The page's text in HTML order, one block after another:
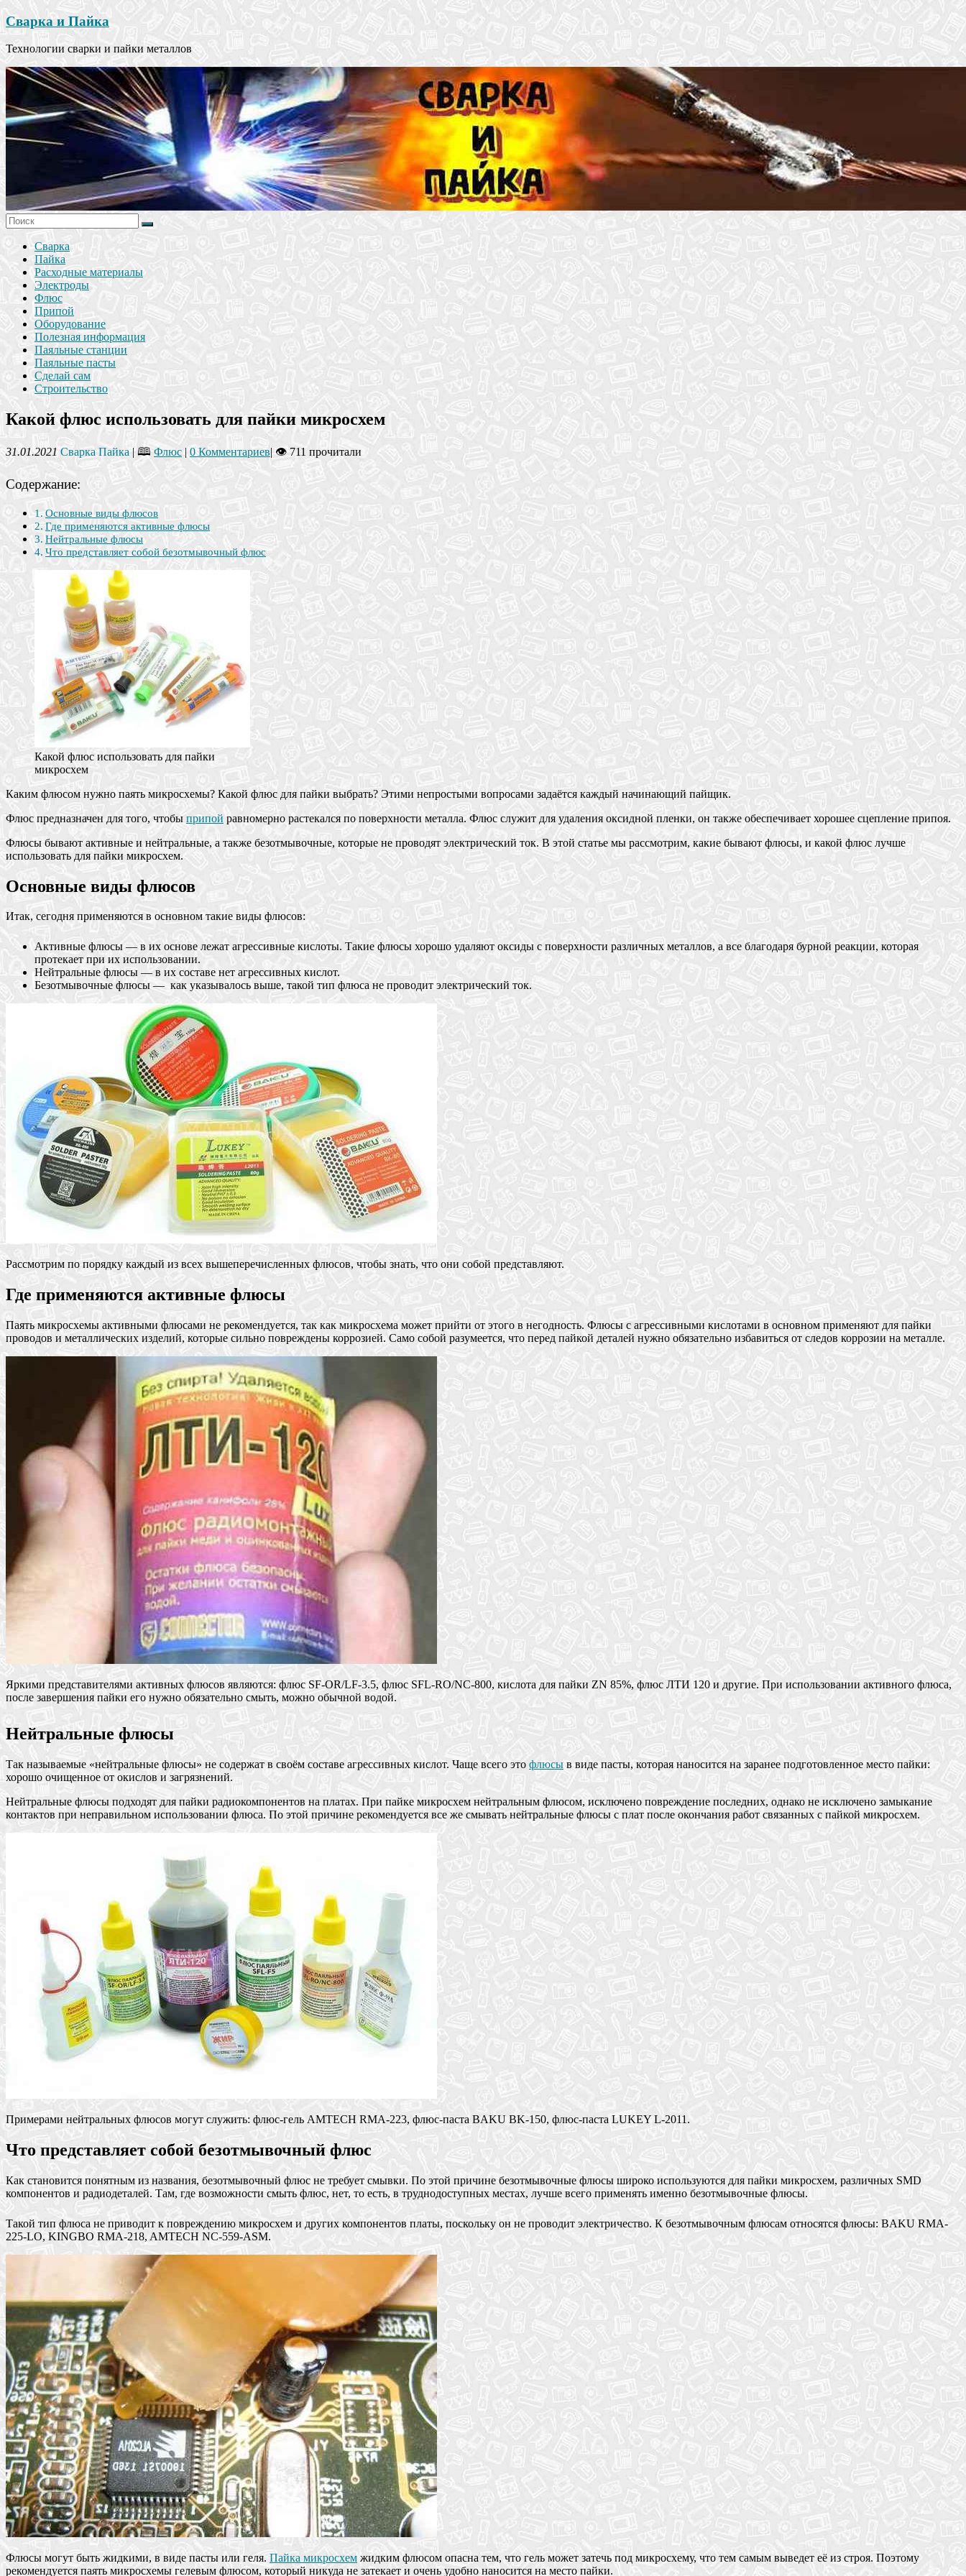
Сварка и Пайка
Технологии сварки и пайки металлов
Сварка
Пайка
Расходные материалы
Электроды
Флюс
Припой
Оборудование
Полезная информация
Паяльные станции
Паяльные пасты
Сделай сам
Строительство
Какой флюс использовать для пайки микросхем
31.01.2021 Сварка Пайка | 🕮Флюс | 0 Комментариев| 👁 711 прочитали
Содержание:
Основные виды флюсов
Где применяются активные флюсы
Нейтральные флюсы
Что представляет собой безотмывочный флюс
Какой флюс использовать для пайки
микросхем
Каким флюсом нужно паять микросхемы? Какой флюс для пайки выбрать? Этими непростыми вопросами задаётся каждый начинающий пайщик.
Флюс предназначен для того, чтобыприпой равномерно растекался по поверхности металла. Флюс служит для удаления оксидной пленки, он также обеспечивает хорошее сцепление припоя.
Флюсы бывают активные и нейтральные, а также безотмывочные, которые не проводят электрический ток. В этой статье мы рассмотрим, какие бывают флюсы, и какой флюс лучше
использовать для пайки микросхем.
Основные виды флюсов
Итак, сегодня применяются в основном такие виды флюсов:
Активные флюсы — в их основе лежат агрессивные кислоты. Такие флюсы хорошо удаляют оксиды с поверхности различных металлов, а все благодаря бурной реакции, которая
протекает при их использовании.
Нейтральные флюсы — в их составе нет агрессивных кислот.
Безотмывочные флюсы — как указывалось выше, такой тип флюса не проводит электрический ток.
Рассмотрим по порядку каждый из всех вышеперечисленных флюсов, чтобы знать, что они собой представляют.
Где применяются активные флюсы
Паять микросхемы активными флюсами не рекомендуется, так как микросхема может прийти от этого в негодность. Флюсы с агрессивными кислотами в основном применяют для пайки
проводов и металлических изделий, которые сильно повреждены коррозией. Само собой разумеется, что перед пайкой деталей нужно обязательно избавиться от следов коррозии на металле.
Яркими представителями активных флюсов являются: флюс SF-OR/LF-3.5, флюс SFL-RO/NC-800, кислота для пайки ZN 85%, флюс ЛТИ 120 и другие. При использовании активного флюса,
после завершения пайки его нужно обязательно смыть, можно обычной водой.
Нейтральные флюсы
Так называемые «нейтральные флюсы» не содержат в своём составе агрессивных кислот. Чаще всего это флюсы в виде пасты, которая наносится на заранее подготовленное место пайки:
хорошо очищенное от окислов и загрязнений.
Нейтральные флюсы подходят для пайки радиокомпонентов на платах. При пайке микросхем нейтральным флюсом, исключено повреждение последних, однако не исключено замыкание
контактов при неправильном использовании флюса. По этой причине рекомендуется все же смывать нейтральные флюсы с плат после окончания работ связанных с пайкой микросхем.
Примерами нейтральных флюсов могут служить: флюс-гель AMTECH RMA-223, флюс-паста BAKU BK-150, флюс-паста LUKEY L-2011.
Что представляет собой безотмывочный флюс
Как становится понятным из названия, безотмывочный флюс не требует смывки. По этой причине безотмывочные флюсы широко используются для пайки микросхем, различных SMD
компонентов и радиодеталей. Там, где возможности смыть флюс, нет, то есть, в труднодоступных местах, лучше всего применять именно безотмывочные флюсы.
Такой тип флюса не приводит к повреждению микросхем и других компонентов платы, поскольку он не проводит электричество. К безотмывочным флюсам относятся флюсы: BAKU RMA-
225-LO, KINGBO RMA-218, AMTECH NC-559-ASM.
Флюсы могут быть жидкими, в виде пасты или геля. Пайка микросхем жидким флюсом опасна тем, что гель может затечь под микросхему, что тем самым выведет её из строя. Поэтому
рекомендуется паять микросхемы гелевым флюсом, который никуда не затекает и очень удобно наносится на место пайки.